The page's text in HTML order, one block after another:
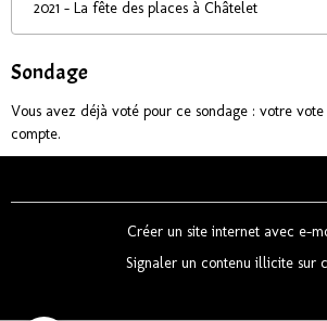
2021 - La fête des places à Châtelet
Sondage
Vous avez déjà voté pour ce sondage : votre
compte.
Créer un site internet avec e-
Signaler un contenu illicite sur